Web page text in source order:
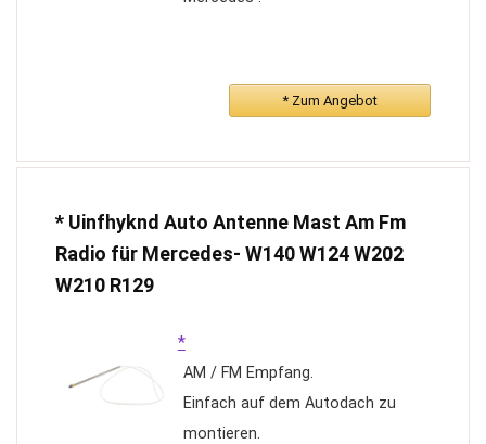
* Zum Angebot
* Uinfhyknd Auto Antenne Mast Am Fm
Radio für Mercedes- W140 W124 W202
W210 R129
*
AM / FM Empfang.
Einfach auf dem Autodach zu
montieren.